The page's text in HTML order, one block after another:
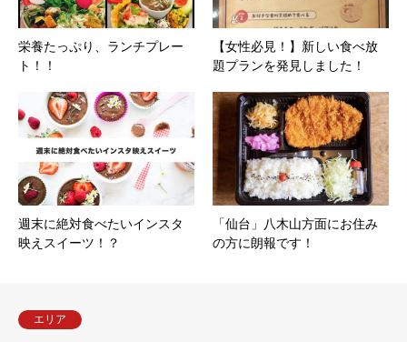
栄養たっぷり、ランチプレー
ト！！
【女性必見！】新しい食べ放
題プランを発見しました！
週末に絶対食べたいインスタ
映えスイーツ！？
「仙台」八木山方面にお住み
の方に朗報です！
エリア